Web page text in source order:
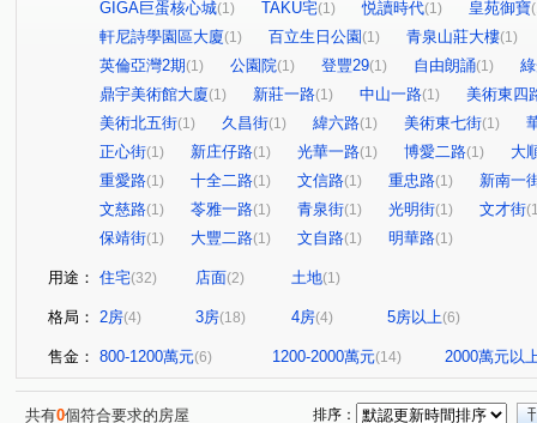
GIGA巨蛋核心城(1) TAKU宅(1) 悦讀時代(1) 皇苑御寶
軒尼詩學園區大廈(1) 百立生日公園 (1) 青泉山莊大樓(1)
英倫亞灣2期(1) 公園院(1) 登豐29(1) 自由朗誦(1)
鼎宇美術館大廈(1) 新莊一路(1) 中山一路(1)
美術東四
美術北五街(1) 久昌街(1) 緯六路(1) 美術東七街(1)
正心街(1) 新庄仔路(1) 光華一路(1) 博愛二路(1)
大
重愛路(1) 十全二路(1) 文信路(1) 重忠路(1)
新南一
文慈路(1) 苓雅一路(1) 青泉街(1) 光明街(1) 文才街
保靖街(1) 大豐二路(1) 文自路(1) 明華路(1)
用途： 住宅(32) 店面(2) 土地(1)
格局： 2房(4) 3房(18) 4房(4) 5房以上(6)
售金： 800-1200萬元(6) 1200-2000萬元(14) 2000萬元以
共有0個符合要求的房屋 排序：